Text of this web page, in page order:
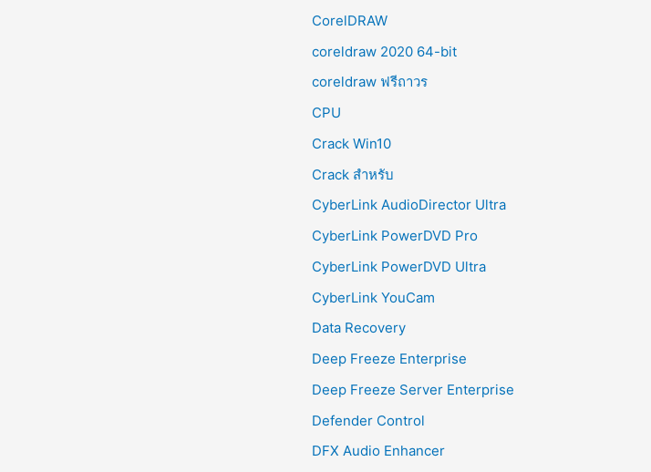
CorelDRAW
coreldraw 2020 64-bit
coreldraw ฟรีถาวร
CPU
Crack Win10
Crack สำหรับ
CyberLink AudioDirector Ultra
CyberLink PowerDVD Pro
CyberLink PowerDVD Ultra
CyberLink YouCam
Data Recovery
Deep Freeze Enterprise
Deep Freeze Server Enterprise
Defender Control
DFX Audio Enhancer